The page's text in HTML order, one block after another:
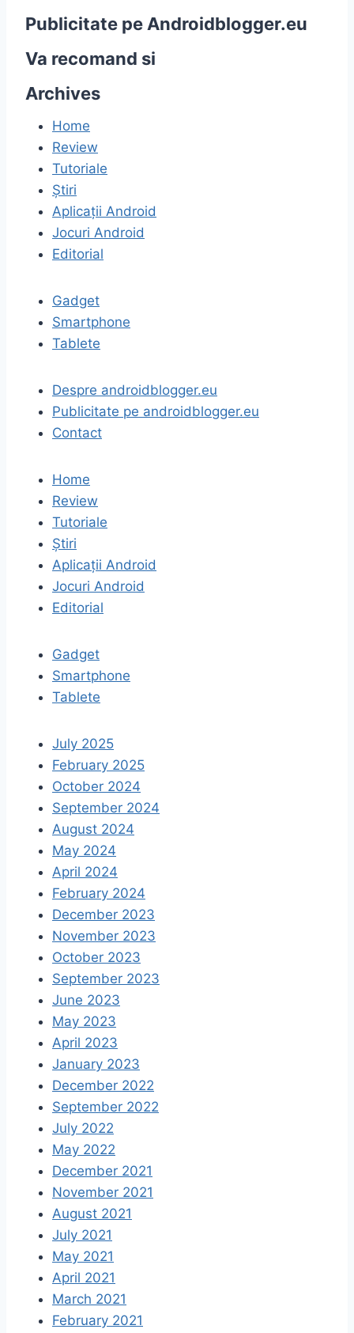
Publicitate pe Androidblogger.eu
Va recomand si
Archives
Home
Review
Tutoriale
Știri
Aplicații Android
Jocuri Android
Editorial
Gadget
Smartphone
Tablete
Despre androidblogger.eu
Publicitate pe androidblogger.eu
Contact
Home
Review
Tutoriale
Știri
Aplicații Android
Jocuri Android
Editorial
Gadget
Smartphone
Tablete
July 2025
February 2025
October 2024
September 2024
August 2024
May 2024
April 2024
February 2024
December 2023
November 2023
October 2023
September 2023
June 2023
May 2023
April 2023
January 2023
December 2022
September 2022
July 2022
May 2022
December 2021
November 2021
August 2021
July 2021
May 2021
April 2021
March 2021
February 2021